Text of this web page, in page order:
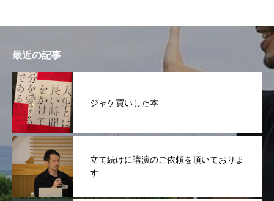
最近の記事
ジャケ買いした本
立て続けに講演のご依頼を頂いておりま
す